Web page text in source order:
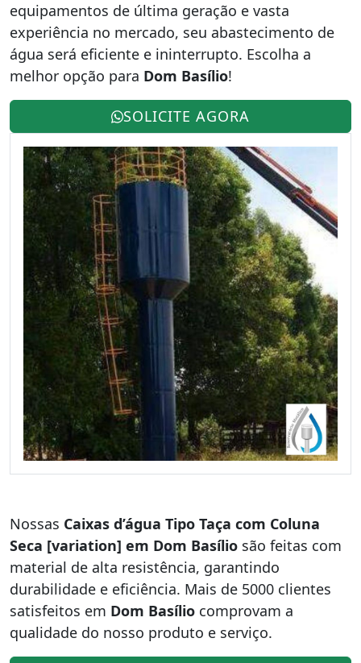
equipamentos de última geração e vasta
experiência no mercado, seu abastecimento de
água será eficiente e ininterrupto. Escolha a
melhor opção para Dom Basílio!
SOLICITE AGORA
Nossas Caixas d’água Tipo Taça com Coluna
Seca [variation] em Dom Basílio são feitas com
material de alta resistência, garantindo
durabilidade e eficiência. Mais de 5000 clientes
satisfeitos em Dom Basílio comprovam a
qualidade do nosso produto e serviço.